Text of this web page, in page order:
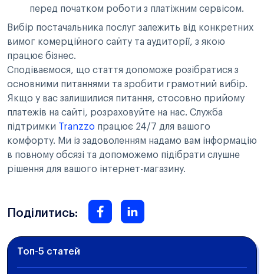
перед початком роботи з платіжним сервісом.
Вибір постачальника послуг залежить від конкретних
вимог комерційного сайту та аудиторії, з якою
працює бізнес.
Сподіваємося, що стаття допоможе розібратися з
основними питаннями та зробити грамотний вибір.
Якщо у вас залишилися питання, стосовно прийому
платежів на сайті, розраховуйте на нас. Служба
підтримки Tranzzo працює 24/7 для вашого
комфорту. Ми із задоволенням надамо вам інформацію
в повному обсязі та допоможемо підібрати слушне
рішення для вашого інтернет-магазину.
Поділитись:
Топ-5 статей